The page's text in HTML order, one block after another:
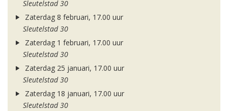
Sleutelstad 30
Zaterdag 8 februari, 17.00 uur
Sleutelstad 30
Zaterdag 1 februari, 17.00 uur
Sleutelstad 30
Zaterdag 25 januari, 17.00 uur
Sleutelstad 30
Zaterdag 18 januari, 17.00 uur
Sleutelstad 30